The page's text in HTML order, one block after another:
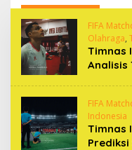
FIFA
Olahraga,
Timnas
Analisis
FIFA
Indonesia
Timnas